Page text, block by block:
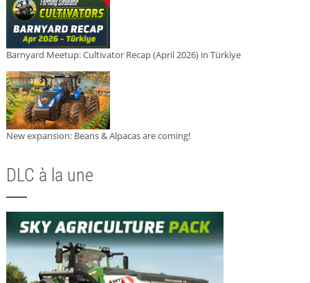
Barnyard Meetup: Cultivator Recap (April 2026) in Türkiye
New expansion: Beans & Alpacas are coming!
DLC à la une